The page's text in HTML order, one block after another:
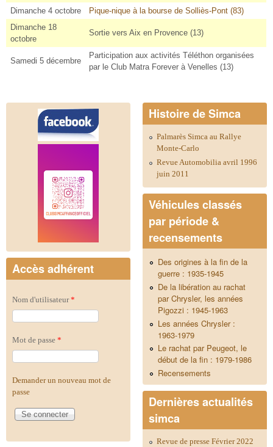
Dimanche 4 octobre
Pique-nique à la bourse de Solliès-Pont (83)
Dimanche 18
octobre
Sortie vers Aix en Provence (13)
Samedi 5 décembre
Participation aux activités Téléthon organisées
par le Club Matra Forever à Venelles (13)
Accès adhérent
Nom d'utilisateur*
Mot de passe *
Demander un nouveau mot de
passe
Histoire de Simca
Palmarès Simca au Rallye
Monte-Carlo
Revue Automobilia avril 1996
juin 2011
Véhicules classés
par période &
recensements
Des origines à la fin de la
guerre : 1935-1945
De la libération au rachat
par Chrysler, les années
Pigozzi : 1945-1963
Les années Chrysler :
1963-1979
Le rachat par Peugeot, le
début de la fin : 1979-1986
Recensements
Dernières actualités
simca
Revue de presse Février 2022